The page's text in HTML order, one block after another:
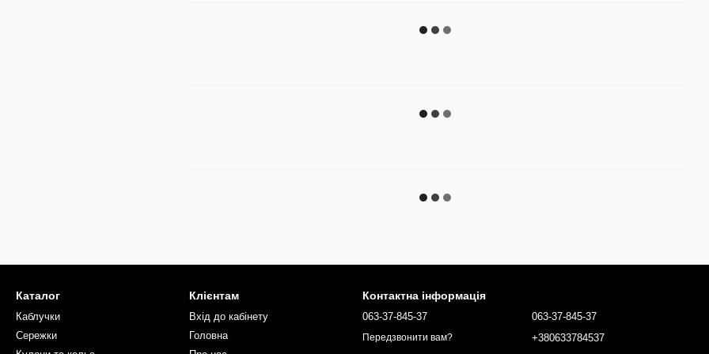
Каталог
Каблучки
Сережки
Клієнтам
Вхід до кабінету
Головна
Контактна інформація
063-37-845-37
Передзвонити вам?
063-37-845-37
+380633784537